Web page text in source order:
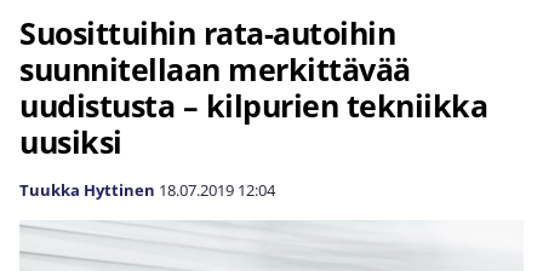
Suosittuihin rata-autoihin
suunnitellaan merkittävää
uudistusta – kilpurien tekniikka
uusiksi
Tuukka Hyttinen 18.07.2019 12:04